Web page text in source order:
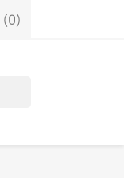
(0)